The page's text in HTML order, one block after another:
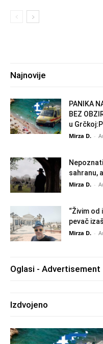
Najnovije
PANIKA
BEZ
u
Mirza D. -
sahranu,
Mirza D. -
“Živim od
pevač
Mirza D. -
Oglasi - Advertisement
Izdvojeno